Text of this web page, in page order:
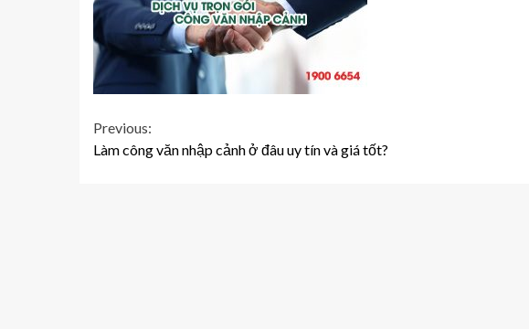
Continue
Previous:
Làm công văn nhập cảnh ở đâu uy tín và giá tốt?